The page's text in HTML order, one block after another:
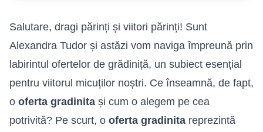
Salutare, dragi părinți și viitori părinți! Sunt
Alexandra Tudor și astăzi vom naviga împreună prin
labirintul ofertelor de grădiniță, un subiect esențial
pentru viitorul micuților noștri. Ce înseamnă, de fapt,
o oferta gradinita și cum o alegem pe cea
potrivită? Pe scurt, o oferta gradinita reprezintă